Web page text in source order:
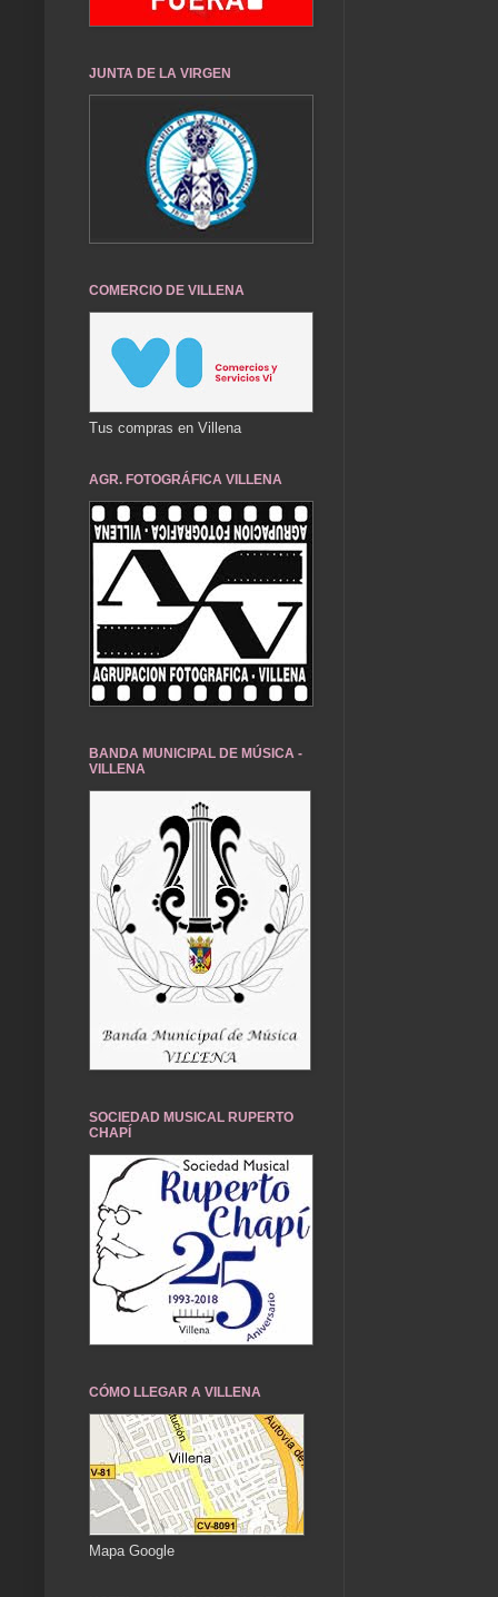
JUNTA DE LA VIRGEN
COMERCIO DE VILLENA
Tus compras en Villena
AGR. FOTOGRÁFICA VILLENA
BANDA MUNICIPAL DE MÚSICA -
VILLENA
SOCIEDAD MUSICAL RUPERTO
CHAPÍ
CÓMO LLEGAR A VILLENA
Mapa Google